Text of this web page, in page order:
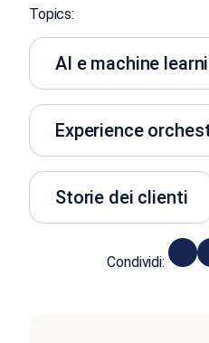
Topics:
AI e machine
Experience
Storie dei clienti
Condividi: